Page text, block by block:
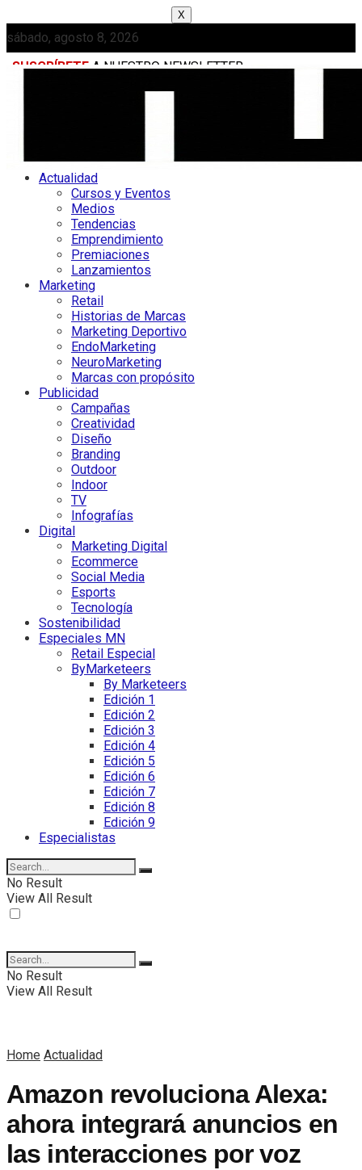
X
sábado, agosto 8, 2026
SUSCRÍBETE A NUESTRO NEWSLETTER
Actualidad
Cursos y Eventos
Medios
Tendencias
Emprendimiento
Premiaciones
Lanzamientos
Marketing
Retail
Historias de Marcas
Marketing Deportivo
EndoMarketing
NeuroMarketing
Marcas con propósito
Publicidad
Campañas
Creatividad
Diseño
Branding
Outdoor
Indoor
TV
Infografías
Digital
Marketing Digital
Ecommerce
Social Media
Esports
Tecnología
Sostenibilidad
Especiales MN
Retail Especial
ByMarketeers
By Marketeers
Edición 1
Edición 2
Edición 3
Edición 4
Edición 5
Edición 6
Edición 7
Edición 8
Edición 9
Especialistas
No Result
View All Result
No Result
View All Result
Home Actualidad
Amazon revoluciona Alexa:
ahora integrará anuncios en
las interacciones por voz